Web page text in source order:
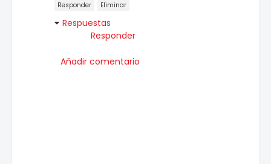
Responder Eliminar
Respuestas
Responder
Añadir comentario